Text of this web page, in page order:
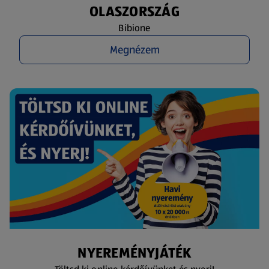
OLASZORSZÁG
Bibione
Megnézem
NYEREMÉNYJÁTÉK